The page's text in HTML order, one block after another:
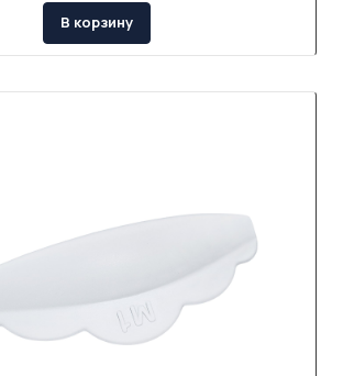
В корзину